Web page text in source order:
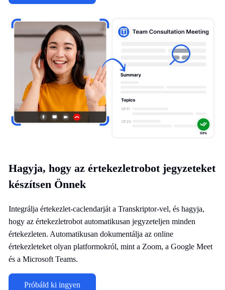
Hagyja, hogy az értekezletrobot jegyzeteket
készítsen Önnek
Integrálja értekezlet-caclendarját a Transkriptor-vel, és hagyja,
hogy az értekezletrobot automatikusan jegyzeteljen minden
értekezleten. Automatikusan dokumentálja az online
értekezleteket olyan platformokról, mint a Zoom, a Google Meet
és a Microsoft Teams.
Próbáld ki ingyen